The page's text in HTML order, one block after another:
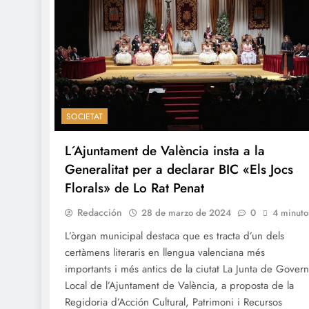
SOCIETAT
L´Ajuntament de València insta a la
Generalitat per a declarar BIC «Els Jocs
Florals» de Lo Rat Penat
Redacción 28 de marzo de 2024 0 4
L’òrgan municipal destaca que es tracta d’un dels
certàmens literaris en llengua valenciana més
importants i més antics de la ciutat La Junta de Govern
Local de l’Ajuntament de València, a proposta de la
Regidoria d’Acción Cultural, Patrimoni i Recursos